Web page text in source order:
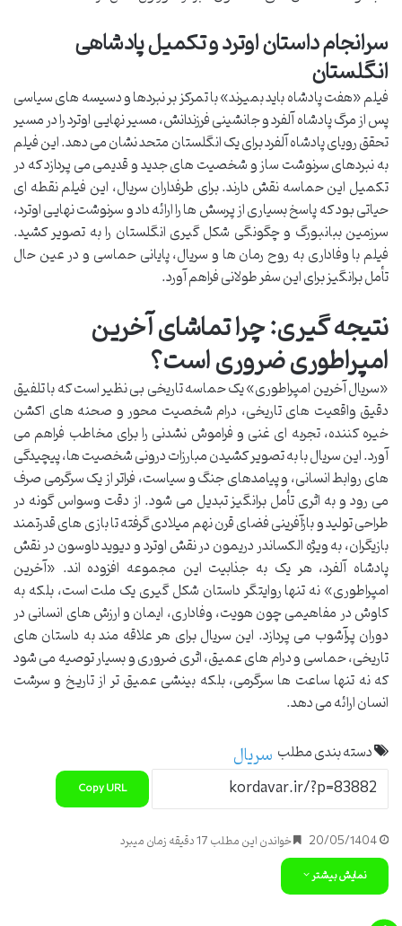
سرانجام داستان اوترد و تکمیل پادشاهی
انگلستان
فیلم «هفت پادشاه باید بمیرند» با تمرکز بر نبردها و دسیسه های سیاسی
پس از مرگ پادشاه آلفرد و جانشینی فرزندانش، مسیر نهایی اوترد را در مسیر
تحقق رویای پادشاه آلفرد برای یک انگلستان متحد نشان می دهد. این فیلم
به نبردهای سرنوشت ساز و شخصیت های جدید و قدیمی می پردازد که در
تکمیل این حماسه نقش دارند. برای طرفداران سریال، این فیلم نقطه ای
حیاتی بود که پاسخ بسیاری از پرسش ها را ارائه داد و سرنوشت نهایی اوترد،
سرزمین ببانبورگ و چگونگی شکل گیری انگلستان را به تصویر کشید.
فیلم با وفاداری به روح رمان ها و سریال، پایانی حماسی و در عین حال
تأمل برانگیز برای این سفر طولانی فراهم آورد.
نتیجه گیری: چرا تماشای آخرین
امپراطوری ضروری است؟
«سریال آخرین امپراطوری» یک حماسه تاریخی بی نظیر است که با تلفیق
دقیق واقعیت های تاریخی، درام شخصیت محور و صحنه های اکشن
خیره کننده، تجربه ای غنی و فراموش نشدنی را برای مخاطب فراهم می
آورد. این سریال با به تصویر کشیدن مبارزات درونی شخصیت ها، پیچیدگی
های روابط انسانی، و پیامدهای جنگ و سیاست، فراتر از یک سرگرمی صرف
می رود و به اثری تأمل برانگیز تبدیل می شود. از دقت وسواس گونه در
طراحی تولید و بازآفرینی فضای قرن نهم میلادی گرفته تا بازی های قدرتمند
بازیگران، به ویژه الکساندر دریمون در نقش اوترد و دیوید داوسون در نقش
پادشاه آلفرد، هر یک به جذابیت این مجموعه افزوده اند. «آخرین
امپراطوری» نه تنها روایتگر داستان شکل گیری یک ملت است، بلکه به
کاوش در مفاهیمی چون هویت، وفاداری، ایمان و ارزش های انسانی در
دوران پرآشوب می پردازد. این سریال برای هر علاقه مند به داستان های
تاریخی، حماسی و درام های عمیق، اثری ضروری و بسیار توصیه می شود
که نه تنها ساعت ها سرگرمی، بلکه بینشی عمیق تر از تاریخ و سرشت
انسان ارائه می دهد.
دسته بندی مطلب سریال
Copy URL
20/05/1404 خواندن این مطلب 17 دقیقه زمان میبرد
نمایش بیشتر